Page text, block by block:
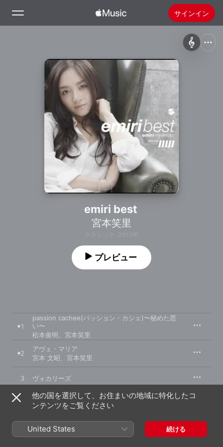
サインイン
新着おすすめ
ラジオ
Apple Musicをインストール
emiri best
宮本笑里
プレビュー
1
passion cachee(パッション・カシェ)〜秘めた思
い〜
松本俊明
宮本笑里
2
アヴェ・マリア
宮本 文昭
宮本笑里
3 ヴォカリーズ
4
Les enfants de la Terre〜地球のこどもたち〜
服部隆之、宮本笑里
風笛
他の国を選択して、お住まいの地域に特化したコ
ンテンツをご覧ください
United States 続ける